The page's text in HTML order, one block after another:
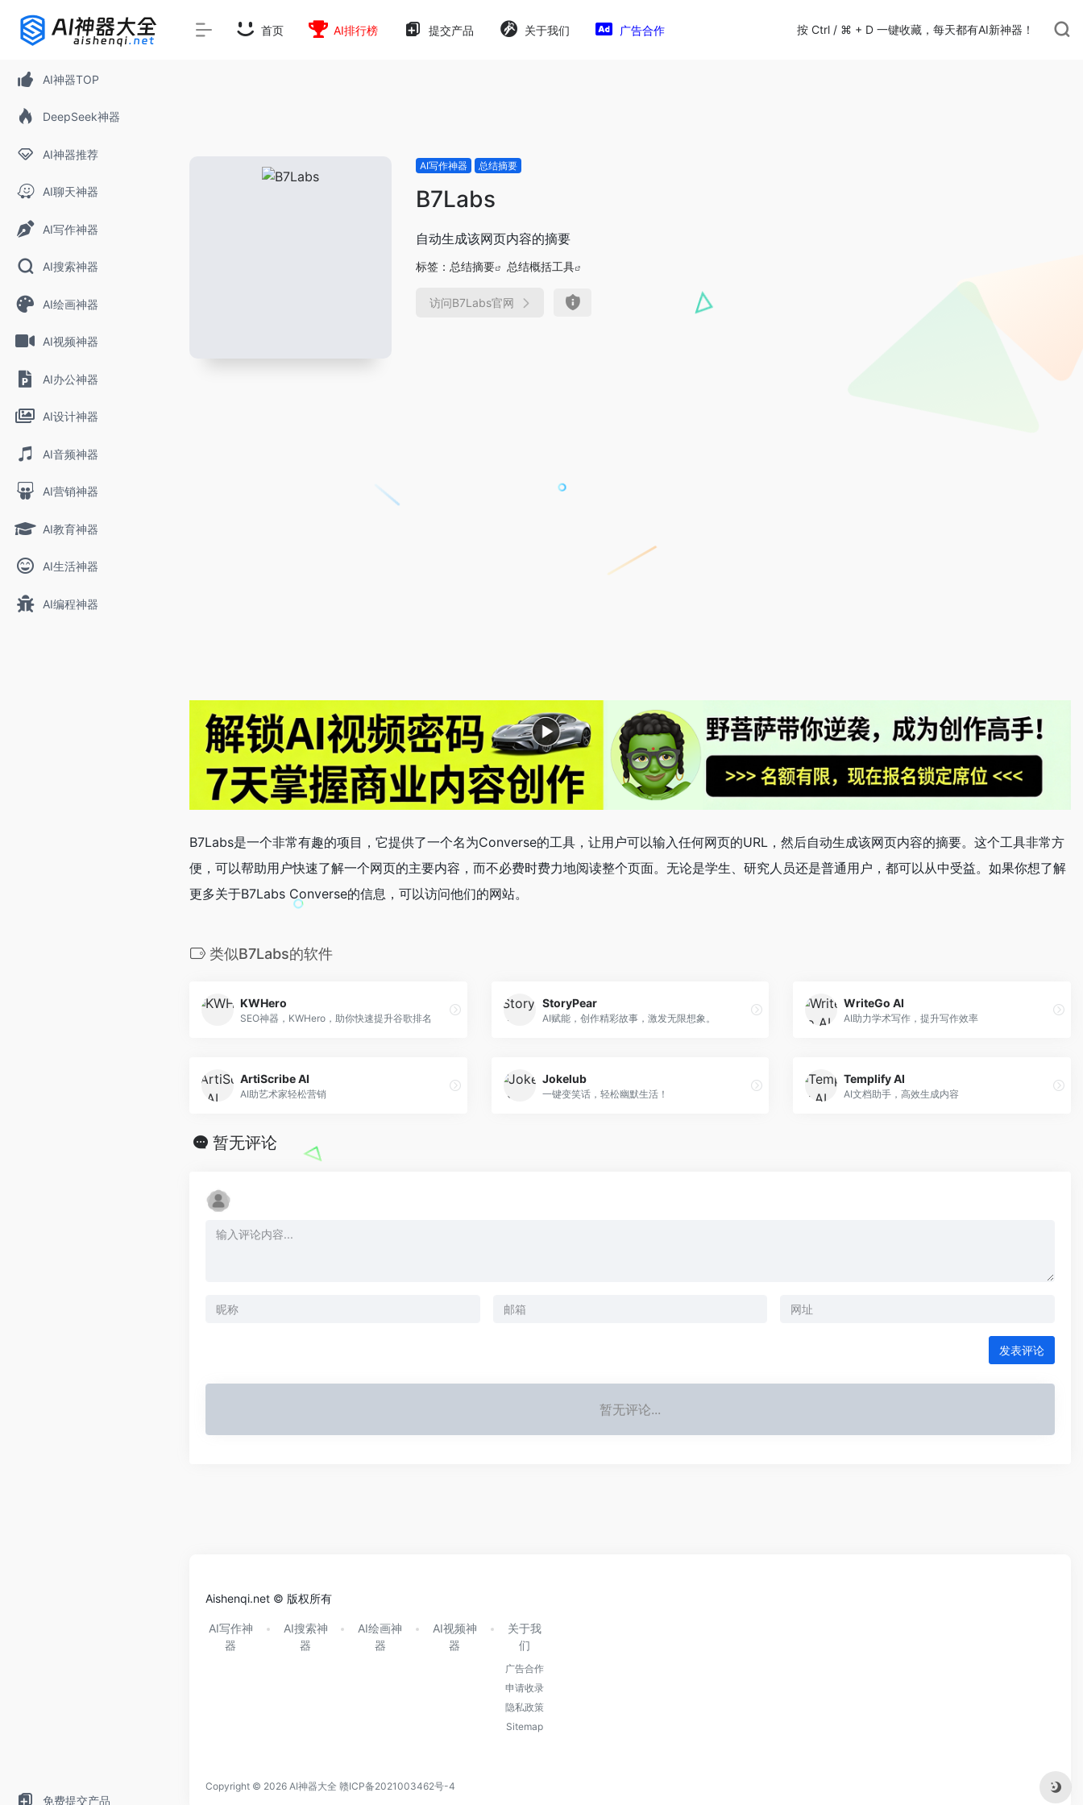
AI神器TOP
DeepSeek神器
AI神器推荐
AI聊天神器
AI写作神器
AI搜索神器
AI绘画神器
AI视频神器
AI办公神器
AI设计神器
AI音频神器
AI营销神器
AI教育神器
AI生活神器
AI编程神器
免费提交产品
首页 AI排行榜 提交产品 关于我们 广告合作 按 Ctrl / ⌘ + D 一键收藏，每天都有AI新神器！
AI写作神器 总结摘要
B7Labs
自动生成该网页内容的摘要
标签： 总结摘要 总结概括工具
访问B7Labs官网
B7Labs是一个非常有趣的项目，它提供了一个名为Converse的工具，让用户可以输入任何网页的URL，然后自动生成该网页内容的摘要。这个工具非常方
便，可以帮助用户快速了解一个网页的主要内容，而不必费时费力地阅读整个页面。无论是学生、研究人员还是普通用户，都可以从中受益。如果你想了解
更多关于B7Labs Converse的信息，可以访问他们的网站。
类似B7Labs的软件
KWHero
SEO神器，KWHero，助你快速提升谷歌排名
StoryPear
AI赋能，创作精彩故事，激发无限想象。
WriteGo AI
AI助力学术写作，提升写作效率
ArtiScribe AI
AI助艺术家轻松营销
Jokelub
一键变笑话，轻松幽默生活！
Templify AI
AI文档助手，高效生成内容
暂无评论
发表评论
暂无评论...
Aishenqi.net © 版权所有
AI写作神
器
AI搜索神
器
AI绘画神
器
AI视频神
器
关于我
们
广告合作
申请收录
隐私政策
Sitemap
Copyright © 2026 AI神器大全 赣ICP备2021003462号-4